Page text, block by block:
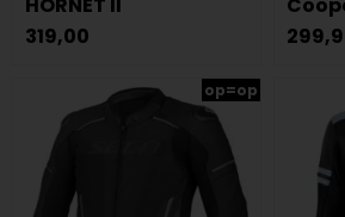
319,00
op=op